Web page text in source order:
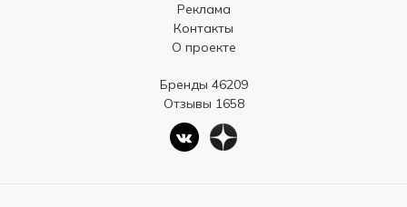
Реклама
Контакты
О проекте
Бренды 46209
Отзывы 1658